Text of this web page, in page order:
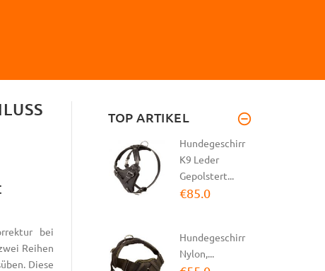
bei
Reihen
Diese
TOP ARTIKEL
Hundegeschirr
K9 Leder
Gepolstert...
€85.0
Hundegeschirr
Nylon,...